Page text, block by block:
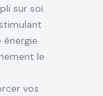
sur soi.
énergie
le
vos